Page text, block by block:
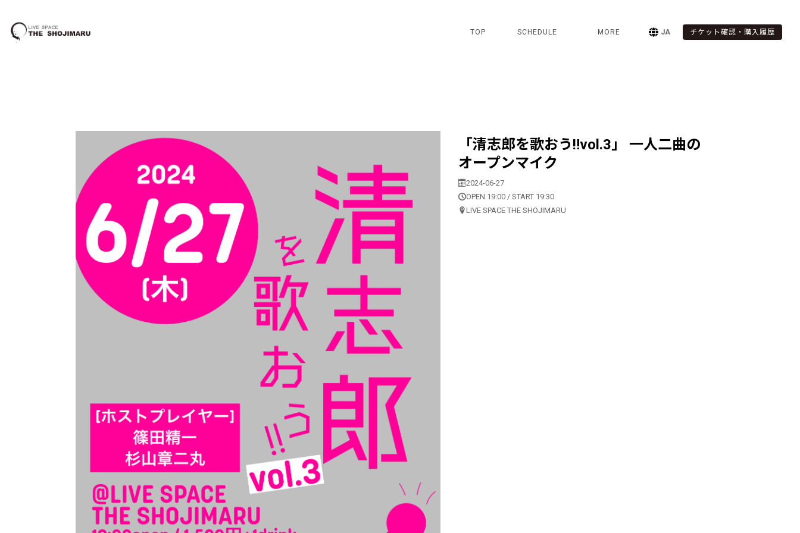
TOP SCHEDULE MORE JA チケット確認・購入履歴
「清志郎を歌おう‼︎vol.3」 一人二曲の
オープンマイク
2024-06-27
OPEN 19:00 / START 19:30
LIVE SPACE THE SHOJIMARU